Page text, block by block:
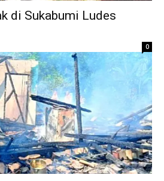
di Sukabumi Ludes
0